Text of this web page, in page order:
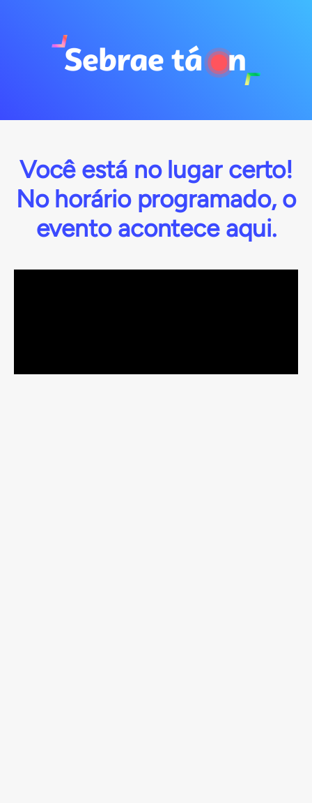
Você está no lugar certo!
No horário programado, o
evento acontece aqui.